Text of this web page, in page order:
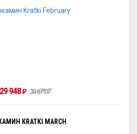
29 948 ₽ 30 875₽
KRATKI MARCH